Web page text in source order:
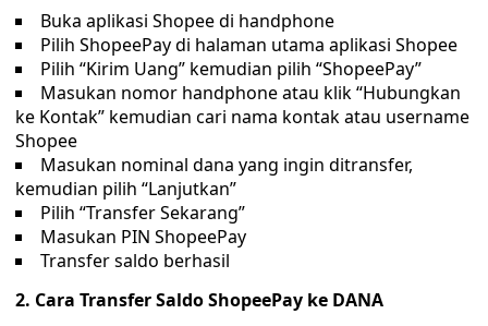
Buka aplikasi Shopee di handphone
Pilih ShopeePay di halaman utama aplikasi Shopee
Pilih “Kirim Uang” kemudian pilih “ShopeePay”
Masukan nomor handphone atau klik “Hubungkan
ke Kontak” kemudian cari nama kontak atau username
Shopee
Masukan nominal dana yang ingin ditransfer,
kemudian pilih “Lanjutkan”
Pilih “Transfer Sekarang”
Masukan PIN ShopeePay
Transfer saldo berhasil
2. Cara Transfer Saldo ShopeePay ke DANA